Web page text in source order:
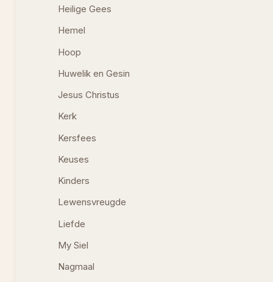
Heilige Gees
Hemel
Hoop
Huwelik en Gesin
Jesus Christus
Kerk
Kersfees
Keuses
Kinders
Lewensvreugde
Liefde
My Siel
Nagmaal